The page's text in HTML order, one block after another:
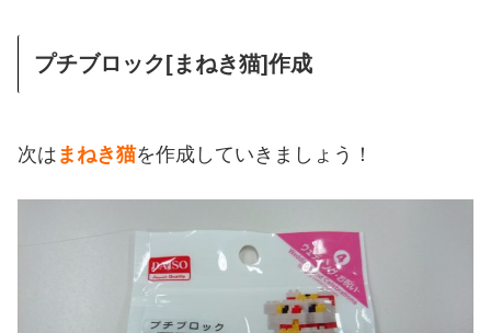
プチブロック[まねき猫]作成
次は まねき猫を作成していきましょう！